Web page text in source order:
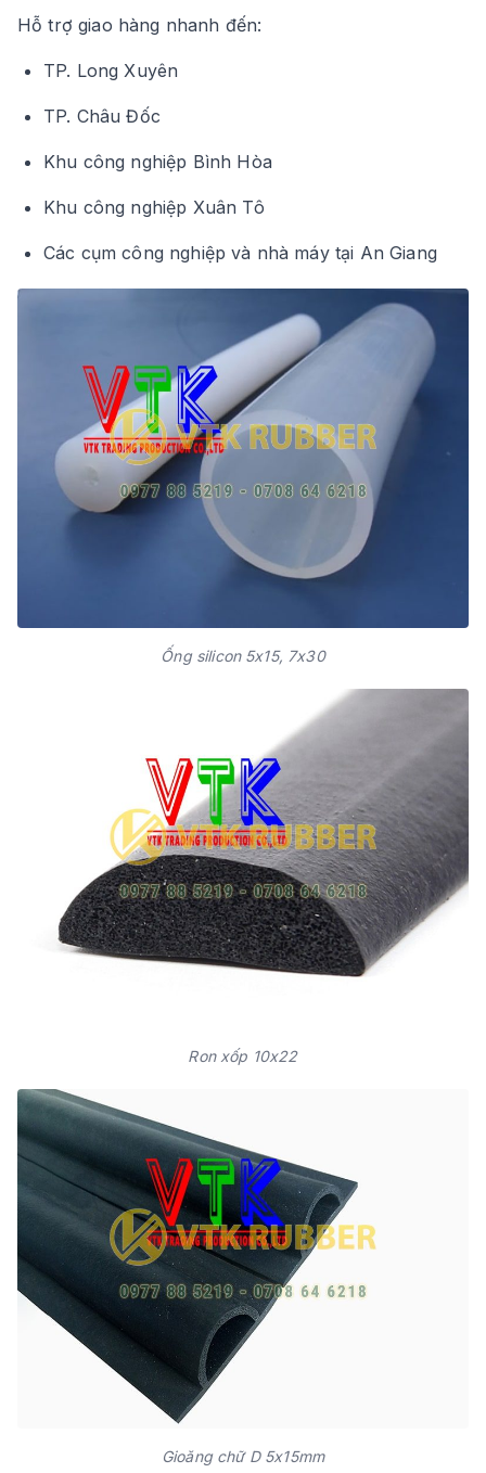
Hỗ trợ giao hàng nhanh đến:
TP. Long Xuyên
TP. Châu Đốc
Khu công nghiệp Bình Hòa
Khu công nghiệp Xuân Tô
Các cụm công nghiệp và nhà máy tại An Giang
Ống silicon 5x15, 7x30
Ron xốp 10x22
Gioăng chữ D 5x15mm